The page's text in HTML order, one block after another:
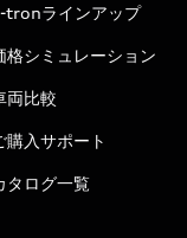
tronラインアップ
格シミュレーション
両比較
購入サポート
タログ一覧